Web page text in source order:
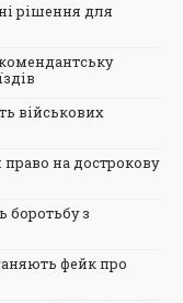
рішення для
військових
на дострокову
боротьбу з
фейк про